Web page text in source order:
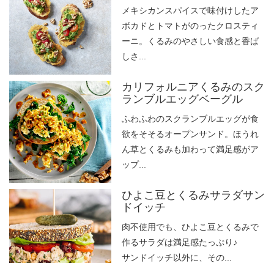
メキシカンスパイスで味付けしたア
ボカドとトマトがのったクロスティ
ーニ。くるみのやさしい食感と香ば
しさ...
カリフォルニアくるみのスク
ランブルエッグベーグル
ふわふわのスクランブルエッグが食
欲をそそるオープンサンド。ほうれ
ん草とくるみも加わって満足感がア
ップ...
ひよこ豆とくるみサラダサン
ドイッチ
肉不使用でも、ひよこ豆とくるみで
作るサラダは満足感たっぷり♪
サンドイッチ以外に、その...